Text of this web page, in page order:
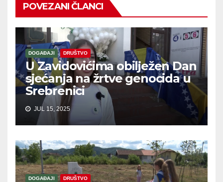
POVEZANI ČLANCI
DOGAĐAJI DRUŠTVO
U Zavidovićima obilježen Dan
sjećanja na žrtve genocida u
Srebrenici
JUL 15, 2025
DOGAĐAJI DRUŠTVO